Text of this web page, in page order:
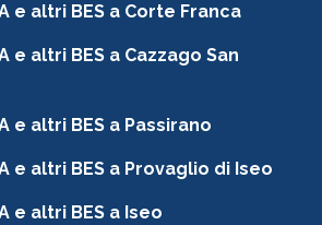
e altri BES a Corte Franca
e altri BES a Cazzago San
e altri BES a Passirano
e altri BES a Provaglio di Iseo
e altri BES a Iseo